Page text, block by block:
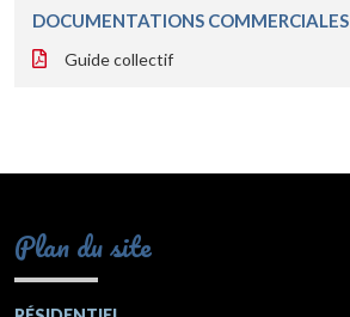
DOCUMENTATIONS COMMERCIALES
Guide collectif
Plan du site